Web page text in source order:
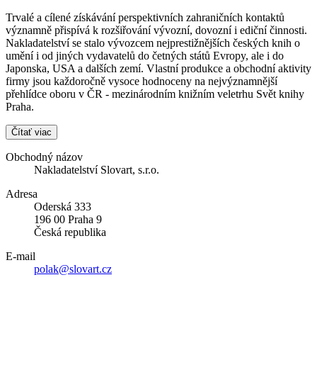
Trvalé a cílené získávání perspektivních zahraničních kontaktů
významně přispívá k rozšiřování vývozní, dovozní i ediční činnosti.
Nakladatelství se stalo vývozcem nejprestižnějších českých knih o
umění i od jiných vydavatelů do četných států Evropy, ale i do
Japonska, USA a dalších zemí. Vlastní produkce a obchodní aktivity
firmy jsou každoročně vysoce hodnoceny na nejvýznamnější
přehlídce oboru v ČR - mezinárodním knižním veletrhu Svět knihy
Praha.
Čítať viac
Obchodný názov
Nakladatelství Slovart, s.r.o.
Adresa
Oderská 333
196 00 Praha 9
Česká republika
E-mail
polak@slovart.cz